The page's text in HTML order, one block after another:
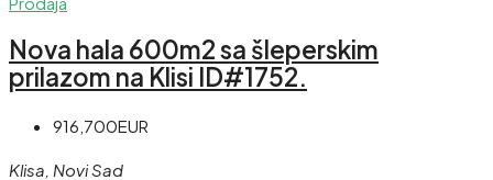
Nova hala 600m2 sa šleperskim
prilazom na Klisi ID#1752.
916,700EUR
Klisa, Novi Sad